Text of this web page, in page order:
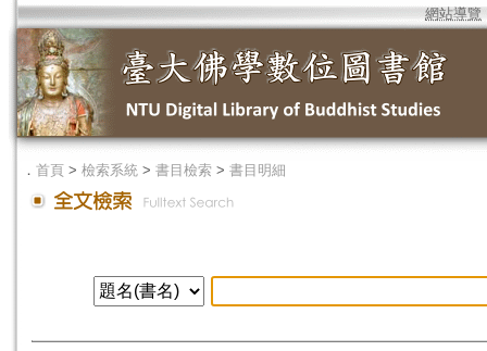
網站導覽
． 首頁 > 檢索系統 > 書目檢索 > 書目明細